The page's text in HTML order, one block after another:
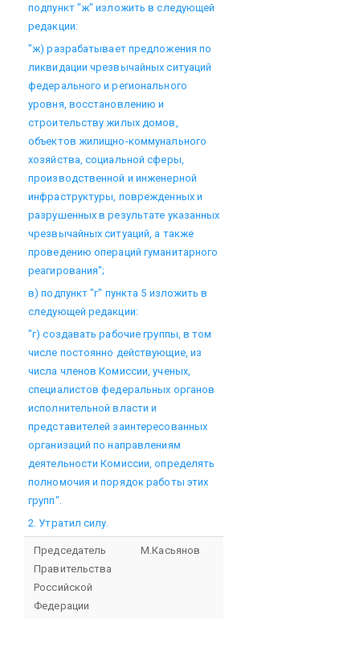
подпункт "ж" изложить в следующей
редакции:
"ж) разрабатывает предложения по
ликвидации чрезвычайных ситуаций
федерального и регионального
уровня, восстановлению и
строительству жилых домов,
объектов жилищно-коммунального
хозяйства, социальной сферы,
производственной и инженерной
инфраструктуры, поврежденных и
разрушенных в результате указанных
чрезвычайных ситуаций, а также
проведению операций гуманитарного
реагирования";
в) подпункт "г" пункта 5 изложить в
следующей редакции:
"г) создавать рабочие группы, в том
числе постоянно действующие, из
числа членов Комиссии, ученых,
специалистов федеральных органов
исполнительной власти и
представителей заинтересованных
организаций по направлениям
деятельности Комиссии, определять
полномочия и порядок работы этих
групп".
2. Утратил силу.
Председатель
Правительства
Российской
Федерации
М.Касьянов